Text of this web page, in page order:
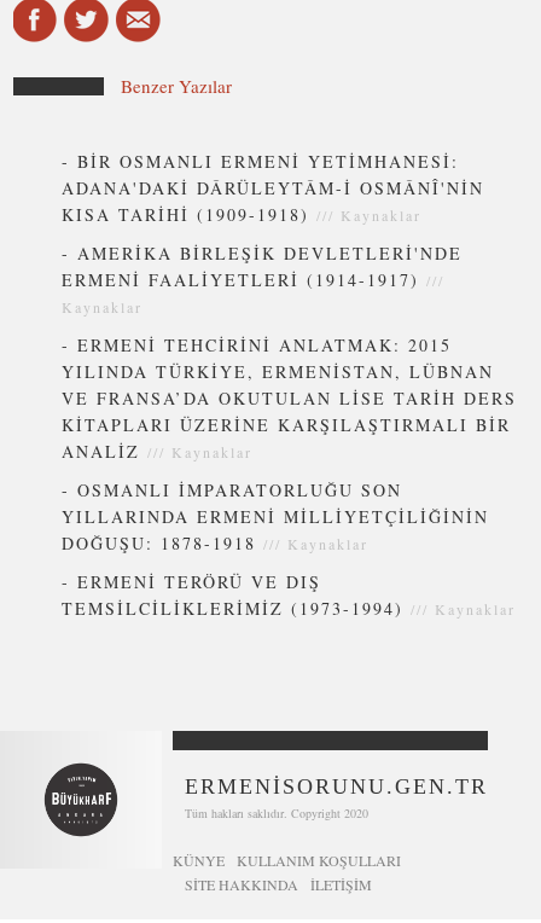
Benzer Yazılar
-BİR OSMANLI ERMENİ YETİMHANESİ:
ADANA'DAKİ DÂRÜLEYTÂM-İ OSMÂNÎ'NİN
KISA TARİHİ (1909-1918) /// Kaynaklar
-AMERİKA BİRLEŞİK DEVLETLERİ'NDE
ERMENİ FAALİYETLERİ (1914-1917)///
Kaynaklar
-ERMENİ TEHCİRİNİ ANLATMAK: 2015
YILINDA TÜRKİYE, ERMENİSTAN, LÜBNAN
VE FRANSA’DA OKUTULAN LİSE TARİH DERS
KİTAPLARI ÜZERİNE KARŞILAŞTIRMALI BİR
ANALİZ/// Kaynaklar
-OSMANLI İMPARATORLUĞU SON
YILLARINDA ERMENİ MİLLİYETÇİLİĞİNİN
DOĞUŞU: 1878-1918 /// Kaynaklar
-ERMENİ TERÖRÜ VE DIŞ
TEMSİLCİLİKLERİMİZ (1973-1994)/// Kaynaklar
ERMENİSORUNU.GEN.TR
Tüm hakları saklıdır. Copyright 2020
KÜNYE
KULLANIM KOŞULLARI
SİTE HAKKINDA
İLETIŞIM